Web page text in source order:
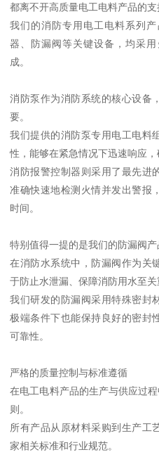
都离不开高质量电工电料产品的支
我们的消防专用电工电料系列
器、防漏阀等关键设备，均采
成。
消防泵作为消防系统的核心设备
要。
我们提供的消防泵专用电工电料
性，能够在紧急情况下迅速响应，
消防报警控制器则采用了最先进
准确快速地检测火情并发出警报
时间。
特别值得一提的是我们的防漏阀产
在消防水系统中，防漏阀作为关
于防止水泄漏、保障消防用水至关
我们研发的防漏阀采用特殊密封
极端条件下也能保持良好的密封
可靠性。
严格的质量控制与标准遵循
在电工电料产品的生产与供应过
则。
所有产品从原材料采购到生产工
家相关标准和行业规范。